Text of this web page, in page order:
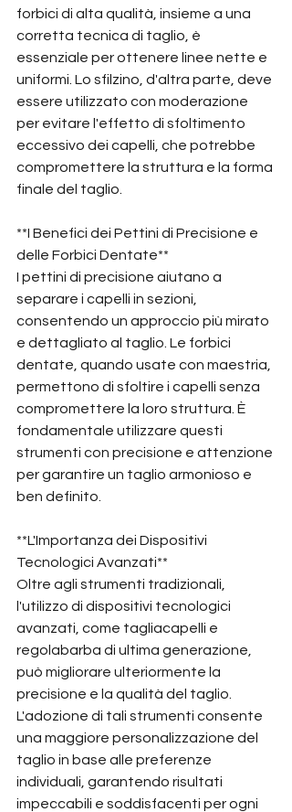
forbici di alta qualità, insieme a una
corretta tecnica di taglio, è
essenziale per ottenere linee nette e
uniformi. Lo sfilzino, d'altra parte, deve
essere utilizzato con moderazione
per evitare l'effetto di sfoltimento
eccessivo dei capelli, che potrebbe
compromettere la struttura e la forma
finale del taglio.
**I Benefici dei Pettini di Precisione e
delle Forbici Dentate**
I pettini di precisione aiutano a
separare i capelli in sezioni,
consentendo un approccio più mirato
e dettagliato al taglio. Le forbici
dentate, quando usate con maestria,
permettono di sfoltire i capelli senza
compromettere la loro struttura. È
fondamentale utilizzare questi
strumenti con precisione e attenzione
per garantire un taglio armonioso e
ben definito.
**L'Importanza dei Dispositivi
Tecnologici Avanzati**
Oltre agli strumenti tradizionali,
l'utilizzo di dispositivi tecnologici
avanzati, come tagliacapelli e
regolabarba di ultima generazione,
può migliorare ulteriormente la
precisione e la qualità del taglio.
L'adozione di tali strumenti consente
una maggiore personalizzazione del
taglio in base alle preferenze
individuali, garantendo risultati
impeccabili e soddisfacenti per ogni